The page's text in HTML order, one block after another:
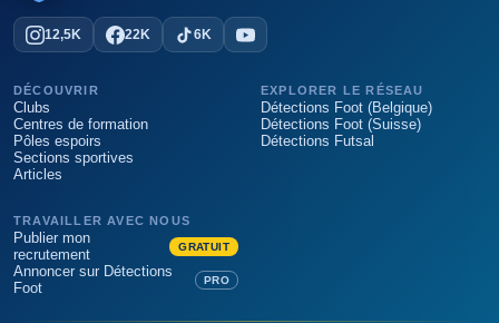
12,5K 22K 6K
DÉCOUVRIR
Clubs
Centres de formation
Pôles espoirs
Sections sportives
Articles
EXPLORER LE RÉSEAU
Détections Foot (Belgique)
Détections Foot (Suisse)
Détections Futsal
TRAVAILLER AVEC NOUS
Publier mon
recrutement
GRATUIT
Annoncer sur Détections
Foot
PRO